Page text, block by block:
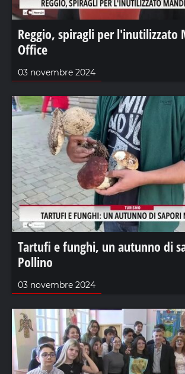
Reggio, spiragli per l'inutilizzato
Office
03 novembre 2024
Tartufi e funghi, un autunno di
Pollino
03 novembre 2024